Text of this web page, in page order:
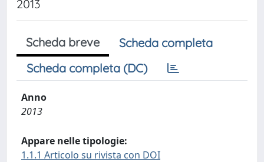
2013
Scheda breve
Scheda completa
Scheda completa (DC)
Anno
2013
Appare nelle tipologie:
1.1.1 Articolo su rivista con DOI